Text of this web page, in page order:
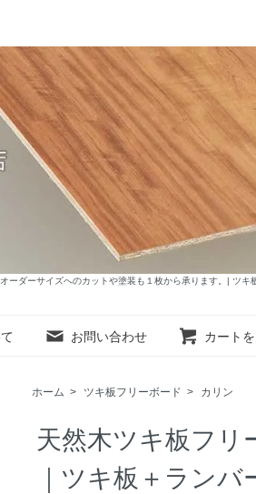
ーダーサイズへのカットや塗装も１枚から承ります。| ツキ
お問い合わせ カート
ホーム > ツキ板フリーボード > カリン
天然木ツキ板フリ
｜ツキ板＋ラン